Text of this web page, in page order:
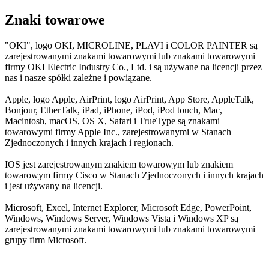
Znaki towarowe
"OKI", logo OKI, MICROLINE, PLAVI i COLOR PAINTER są
zarejestrowanymi znakami towarowymi lub znakami towarowymi
firmy OKI Electric Industry Co., Ltd. i są używane na licencji przez
nas i nasze spółki zależne i powiązane.
Apple, logo Apple, AirPrint, logo AirPrint, App Store, AppleTalk,
Bonjour, EtherTalk, iPad, iPhone, iPod, iPod touch, Mac,
Macintosh, macOS, OS X, Safari i TrueType są znakami
towarowymi firmy Apple Inc., zarejestrowanymi w Stanach
Zjednoczonych i innych krajach i regionach.
IOS jest zarejestrowanym znakiem towarowym lub znakiem
towarowym firmy Cisco w Stanach Zjednoczonych i innych krajach
i jest używany na licencji.
Microsoft, Excel, Internet Explorer, Microsoft Edge, PowerPoint,
Windows, Windows Server, Windows Vista i Windows XP są
zarejestrowanymi znakami towarowymi lub znakami towarowymi
grupy firm Microsoft.